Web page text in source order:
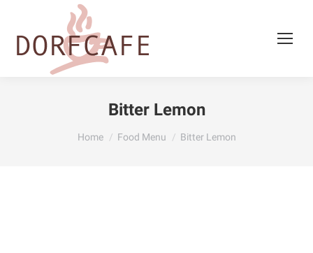
Bitter Lemon
You are here:
Home Food Menu Bitter Lemon